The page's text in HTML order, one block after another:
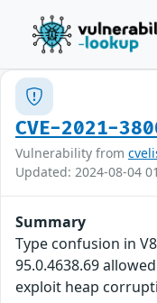
CVE-2021-
Vulnerability from
Updated: 2024-08-04
Summary
Type confusion in
95.0.4638.69
exploit heap